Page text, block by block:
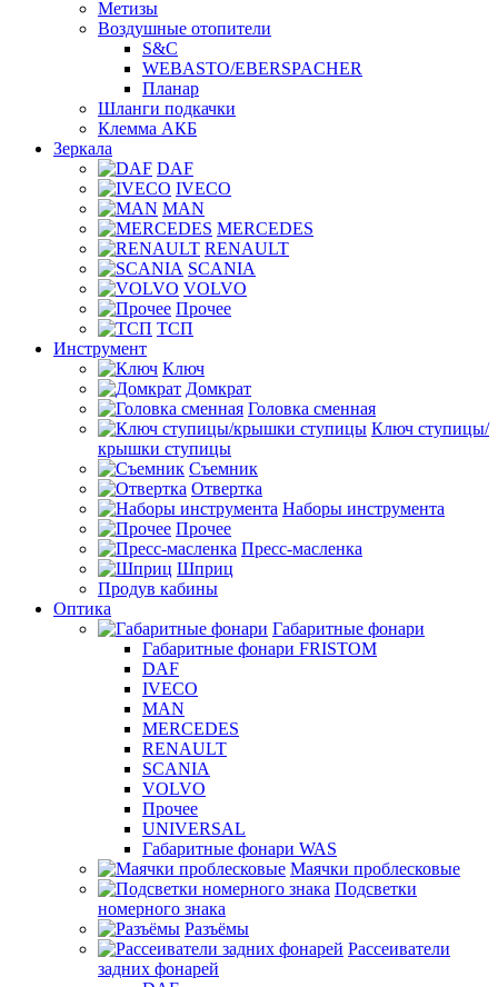
Метизы
Воздушные отопители
S&C
WEBASTO/EBERSPACHER
Планар
Шланги подкачки
Клемма АКБ
Зеркала
DAF
IVECO
MAN
MERCEDES
RENAULT
SCANIA
VOLVO
Прочее
ТСП
Инструмент
Ключ
Домкрат
Головка сменная
Ключ ступицы/
крышки ступицы
Съемник
Отвертка
Наборы инструмента
Прочее
Пресс-масленка
Шприц
Продув кабины
Оптика
Габаритные фонари
Габаритные фонари FRISTOM
DAF
IVECO
MAN
MERCEDES
RENAULT
SCANIA
VOLVO
Прочее
UNIVERSAL
Габаритные фонари WAS
Маячки проблесковые
Подсветки
номерного знака
Разъёмы
Рассеиватели
задних фонарей